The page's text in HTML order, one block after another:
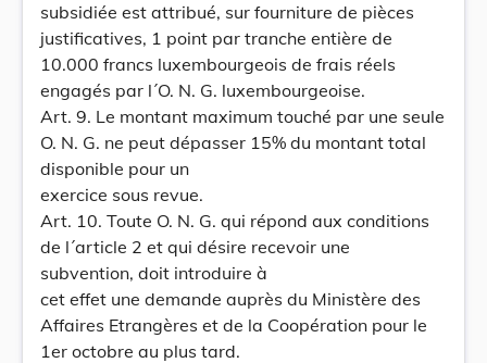
subsidiée est attribué, sur fourniture de pièces
justificatives, 1 point par tranche entière de
10.000 francs luxembourgeois de frais réels
engagés par l´O. N. G. luxembourgeoise.
Art. 9. Le montant maximum touché par une seule
O. N. G. ne peut dépasser 15% du montant total
disponible pour un
exercice sous revue.
Art. 10. Toute O. N. G. qui répond aux conditions
de l´article 2 et qui désire recevoir une
subvention, doit introduire à
cet effet une demande auprès du Ministère des
Affaires Etrangères et de la Coopération pour le
1er octobre au plus tard.